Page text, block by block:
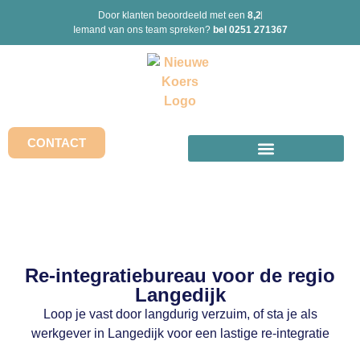
Door klanten beoordeeld met een 8,2
Iemand van ons team spreken? bel 0251 271367
CONTACT
Re-integratiebureau voor de regio
Langedijk
Loop je vast door langdurig verzuim, of sta je als
werkgever in Langedijk voor een lastige re-integratie